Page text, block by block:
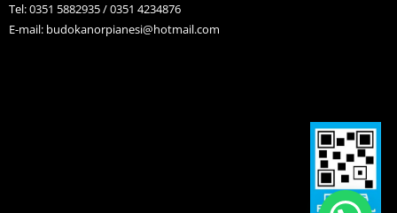
Tel: 0351 5882935 / 0351 4234876
E-mail: budokanorpianesi@hotmail.com